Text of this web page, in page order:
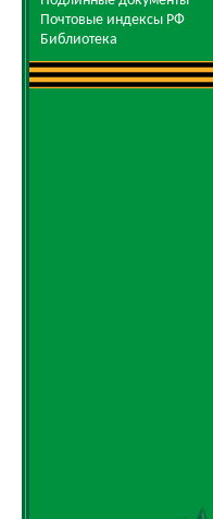
Почтовые индексы РФ
Библиотека